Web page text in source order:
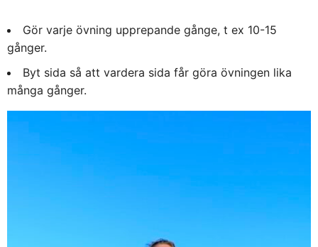
Gör varje övning upprepande gånge, t ex 10-15
gånger.
Byt sida så att vardera sida får göra övningen lika
många gånger.